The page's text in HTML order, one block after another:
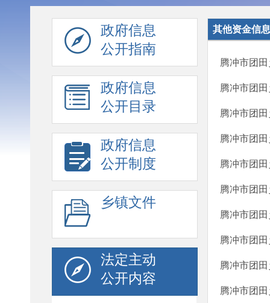
政府信息
公开指南
政府信息
公开目录
政府信息
公开制度
乡镇文件
法定主动
公开内容
其他资金信息
腾冲市团
腾冲市团
腾冲市团
腾冲市团
腾冲市团
腾冲市团
腾冲市团
腾冲市团
腾冲市团
腾冲市团